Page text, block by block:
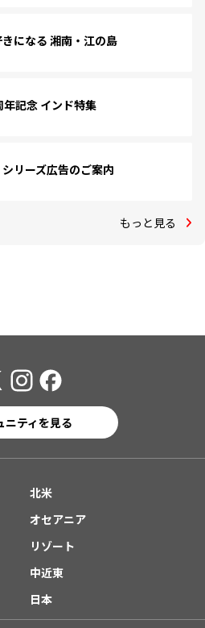
になる 湘南・江の島
記念 インド特集
シリーズ広告のご案内
もっと見る
ニティを見る
北米
オセアニア
リゾート
中近東
日本